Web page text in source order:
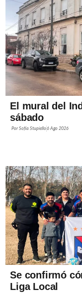
El mural del
sábado
PorSofía Stupiello6 Ago 2026
Se confirmó
Liga Local